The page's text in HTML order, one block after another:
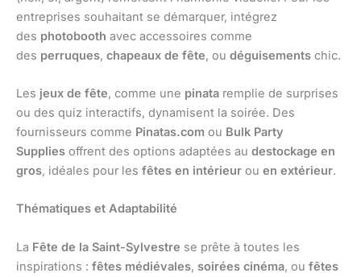
entreprises souhaitant se démarquer, intégrez
des photobooth avec accessoires comme
des perruques, chapeaux de fête, ou déguisements chic.
Les jeux de fête, comme une pinata remplie de surprises
ou des quiz interactifs, dynamisent la soirée. Des
fournisseurs comme Pinatas.com ou Bulk Party
Supplies offrent des options adaptées au destockage en
gros, idéales pour les fêtes en intérieur ou en extérieur.
Thématiques et Adaptabilité
La Fête de la Saint-Sylvestre se prête à toutes les
inspirations : fêtes médiévales, soirées cinéma, ou fêtes